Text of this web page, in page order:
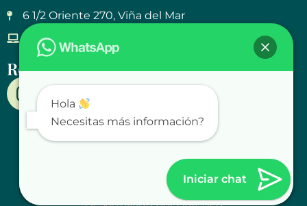
6 1/2 Oriente 270, Viña del Mar
Atención online para todo Chile
Redes Sociales
Peritajes Psicosociales © 2025
Hola
Necesitas más información?
Iniciar chat